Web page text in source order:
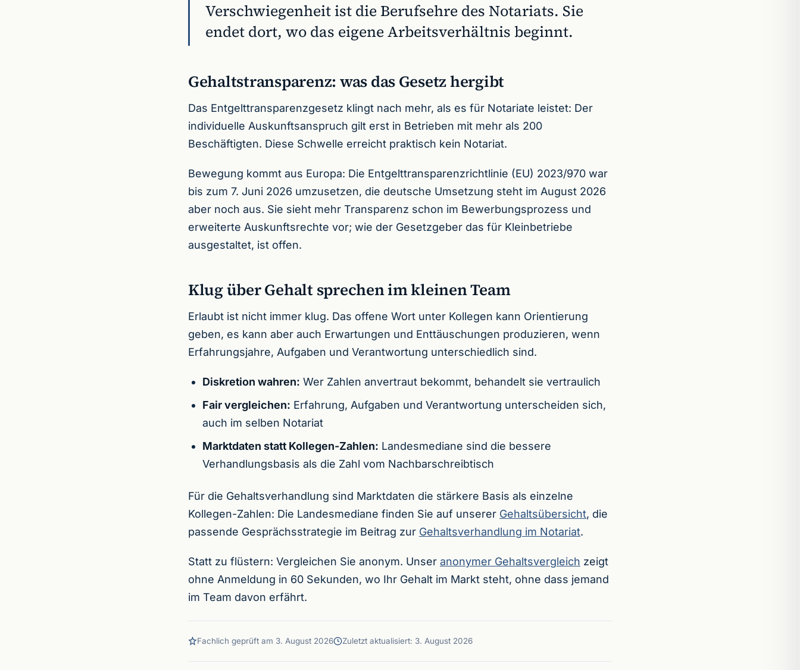
Verschwiegenheit ist die Berufsehre des Notariats. Sie
endet dort, wo das eigene Arbeitsverhältnis beginnt.
Gehaltstransparenz: was das Gesetz hergibt
Das Entgelttransparenzgesetz klingt nach mehr, als es für Notariate leistet: Der
individuelle Auskunftsanspruch gilt erst in Betrieben mit mehr als 200
Beschäftigten. Diese Schwelle erreicht praktisch kein Notariat.
Bewegung kommt aus Europa: Die Entgelttransparenzrichtlinie (EU) 2023/970 war
bis zum 7. Juni 2026 umzusetzen, die deutsche Umsetzung steht im August 2026
aber noch aus. Sie sieht mehr Transparenz schon im Bewerbungsprozess und
erweiterte Auskunftsrechte vor; wie der Gesetzgeber das für Kleinbetriebe
ausgestaltet, ist offen.
Klug über Gehalt sprechen im kleinen Team
Erlaubt ist nicht immer klug. Das offene Wort unter Kollegen kann Orientierung
geben, es kann aber auch Erwartungen und Enttäuschungen produzieren, wenn
Erfahrungsjahre, Aufgaben und Verantwortung unterschiedlich sind.
Diskretion wahren: Wer Zahlen anvertraut bekommt, behandelt sie vertraulich
Fair vergleichen: Erfahrung, Aufgaben und Verantwortung unterscheiden sich,
auch im selben Notariat
Marktdaten statt Kollegen-Zahlen: Landesmediane sind die bessere
Verhandlungsbasis als die Zahl vom Nachbarschreibtisch
Für die Gehaltsverhandlung sind Marktdaten die stärkere Basis als einzelne
Kollegen-Zahlen: Die Landesmediane finden Sie auf unserer Gehaltsübersicht, die
passende Gesprächsstrategie im Beitrag zur Gehaltsverhandlung im Notariat.
Statt zu flüstern: Vergleichen Sie anonym. Unser anonymer Gehaltsvergleich zeigt
ohne Anmeldung in 60 Sekunden, wo Ihr Gehalt im Markt steht, ohne dass jemand
im Team davon erfährt.
Fachlich geprüft am 3. August 2026 Zuletzt aktualisiert: 3. August 2026